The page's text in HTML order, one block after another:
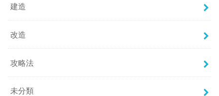
建造
改造
攻略法
未分類